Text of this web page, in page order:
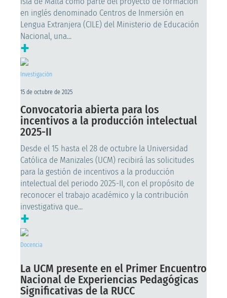
en inglés denominado Centros de Inmersión en
Lengua Extranjera (CILE) del Ministerio de Educación
Nacional, una...
+
Investigación
15 de octubre de 2025
Convocatoria abierta para los
incentivos a la producción intelectual
2025-II
Desde el 15 hasta el 28 de octubre la Universidad
Católica de Manizales (UCM) recibirá las solicitudes
para la gestión de incentivos a la producción
intelectual del periodo 2025-II, con el propósito de
reconocer el trabajo académico y la contribución
investigativa que...
+
Docencia
La UCM presente en el Primer Encuentro
Nacional de Experiencias Pedagógicas
Significativas de la RUCC